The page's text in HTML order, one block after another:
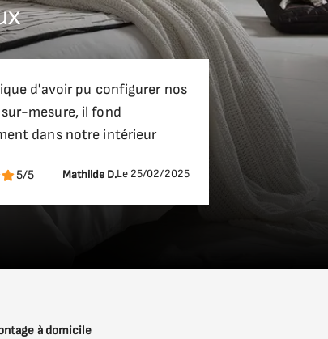
d'avoir pu configurer nos
mesure, il fond
dans notre intérieur
5/5 Mathilde D.Le 25/02/2025
à domicile